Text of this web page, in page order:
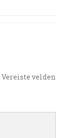
Vereiste velden